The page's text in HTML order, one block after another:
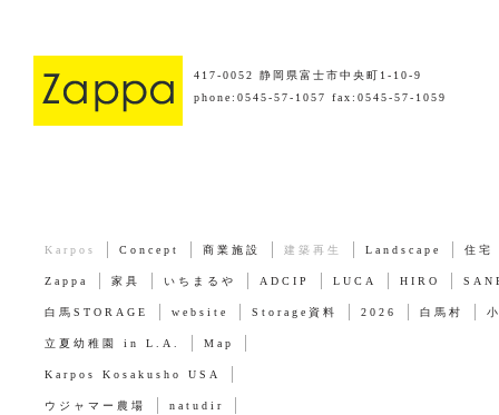
417-0052 静岡県富士市中央町1-10-9
phone:0545-57-1057 fax:0545-57-1059
Karpos Concept 商業施設 建築再生 Landscape 住宅
Zappa 家具 いちまるや ADCIP LUCA HIRO
白馬STORAGE website Storage資料 2026 白馬村
立夏幼稚園 in L.A. Map
Karpos Kosakusho USA
ウジャマー農場 natudir